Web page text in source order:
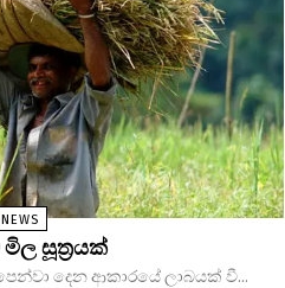
NEWS
සූත්‍රයක්
දෙන ආකාරයේ ලාබයක් වී...